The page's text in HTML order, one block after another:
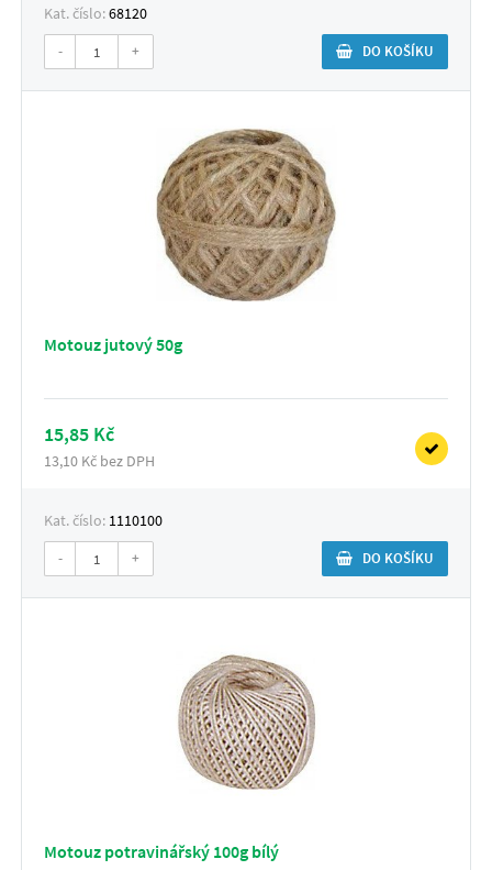
Kat. číslo:68120
- + DO KOŠÍKU
Motouz jutový 50g
15,85 Kč
13,10 Kč bez DPH
Kat. číslo: 1110100
- + DO KOŠÍKU
Motouz potravinářský 100g bílý